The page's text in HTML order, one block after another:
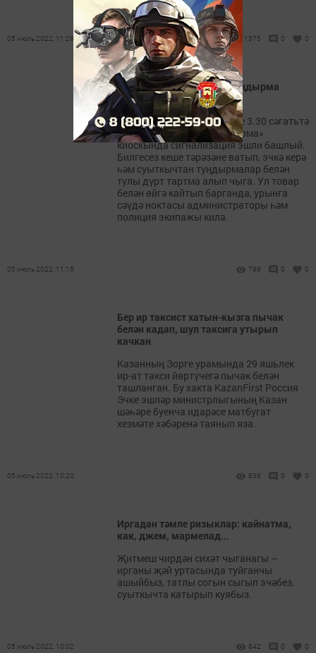
05 июль 2022, 11:29 1375 0 0
Бер яшүсмер 4 коробка туңдырма
урлаган
Чаллыда 3 июльдә иртәнге 3.30 сәгатьтә
26нчы комплекста «Туңдырма»
киоскында сигнализация эшли башлый.
Билгесез кеше тәрәзәне ватып, эчкә керә
һәм суыткычтан туңдырмалар белән
тулы дүрт тартма алып чыга. Ул товар
белән өйгә кайтып барганда, урынга
сәүдә ноктасы администраторы һәм
полиция экипажы килә.
05 июль 2022, 11:15 798 0 0
Бер ир таксист хатын-кызга пычак
белән кадап, шул таксига утырып
качкан
Казанның Зорге урамында 29 яшьлек
ир-ат такси йөртүчегә пычак белән
ташланган. Бу хакта KazanFirst Россия
Эчке эшләр министрлыгының Казан
шәһәре буенча идарәсе матбугат
хезмәте хәбәренә таянып яза.
05 июль 2022, 10:20 838 0 0
Иргадан тәмле ризыклар: кайнатма,
как, джем, мармелад...
Җитмеш чирдән сихәт чыганагы –
ирганы җәй уртасында туйганчы
ашыйбыз, татлы согын сыгып эчәбез,
суыткычта катырып куябыз.
05 июль 2022, 10:02 842 0 0